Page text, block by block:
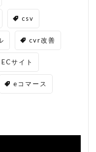
csv
cvr改善
ECサイト
eコマース